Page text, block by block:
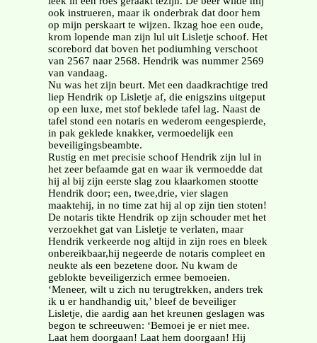
ook instrueren, maar ik onderbrak dat door hem
op mijn perskaart te wijzen. Ikzag hoe een oude,
krom lopende man zijn lul uit Lisletje schoof. Het
scorebord dat boven het podiumhing verschoot
van 2567 naar 2568. Hendrik was nummer 2569
van vandaag.
Nu was het zijn beurt. Met een daadkrachtige tred
liep Hendrik op Lisletje af, die enigszins uitgeput
op een luxe, met stof beklede tafel lag. Naast de
tafel stond een notaris en wederom eengespierde,
in pak geklede knakker, vermoedelijk een
beveiligingsbeambte.
Rustig en met precisie schoof Hendrik zijn lul in
het zeer befaamde gat en waar ik vermoedde dat
hij al bij zijn eerste slag zou klaarkomen stootte
Hendrik door; een, twee,drie, vier slagen
maaktehij, in no time zat hij al op zijn tien stoten!
De notaris tikte Hendrik op zijn schouder met het
verzoekhet gat van Lisletje te verlaten, maar
Hendrik verkeerde nog altijd in zijn roes en bleek
onbereikbaar,hij negeerde de notaris compleet en
neukte als een bezetene door. Nu kwam de
geblokte beveiligerzich ermee bemoeien.
‘Meneer, wilt u zich nu terugtrekken, anders trek
ik u er handhandig uit,’ bleef de beveiliger
Lisletje, die aardig aan het kreunen geslagen was
begon te schreeuwen: ‘Bemoei je er niet mee.
Laat hem doorgaan! Laat hem doorgaan! Hij